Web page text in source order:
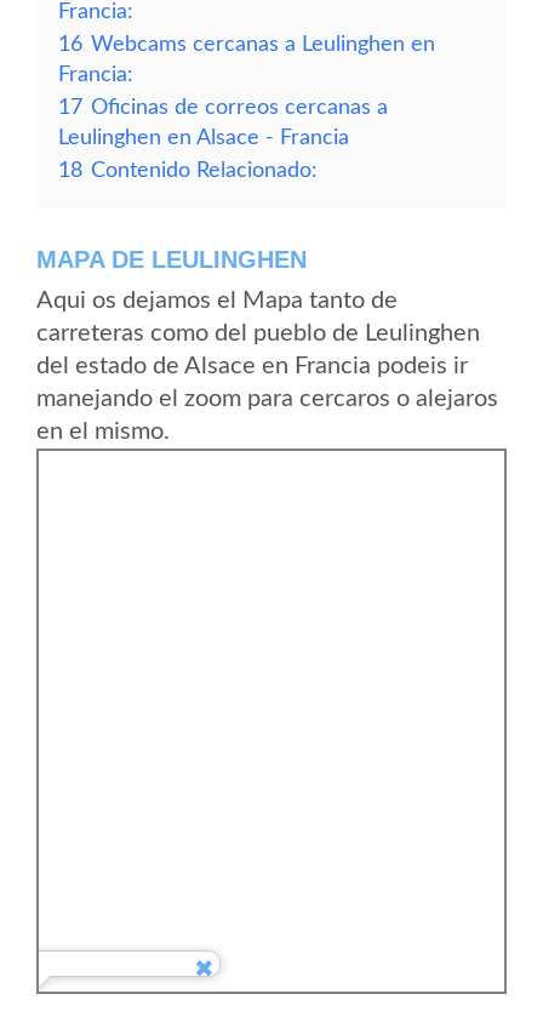
Francia:
16 Webcams cercanas a Leulinghen en
Francia:
17 Oficinas de correos cercanas a
Leulinghen en Alsace - Francia
18 Contenido Relacionado:
MAPA DE LEULINGHEN
Aqui os dejamos el Mapa tanto de
carreteras como del pueblo de Leulinghen
del estado de Alsace en Francia podeis ir
manejando el zoom para cercaros o alejaros
en el mismo.